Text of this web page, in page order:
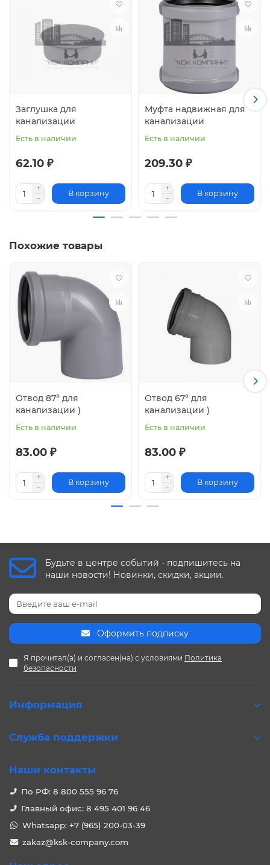
Заглушка для
канализации
Есть в наличии
62.10 ₽
В корзину
Муфта надвижная для
канализации
Есть в наличии
209.30 ₽
В корзину
Похожие товары
Отвод 87° для
канализации )
Есть в наличии
83.00 ₽
В корзину
Отвод 67° для
канализации )
Есть в наличии
83.00 ₽
В корзину
Будьте в центре событий - подпишитесь на
наши новости! Новинки, скидки, акции.
Оформить подписку
Я прочитал(а) и согласен(на) с условиями Политика
безопасности
Информация
Служба поддержки
Наши контакты
По РФ: 8 800 555 96 76
Главный офис: 8 495 401 96 46
Whatsapp: +7 (965) 200-03-39
zakaz@ksk-company.com